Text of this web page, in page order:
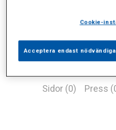
Sidor (0) Press
Cookie-
Acceptera endast nödvändiga